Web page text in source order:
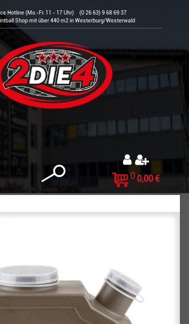
Hotline (Mo.-Fr. 11 - 17 Uhr) (0 26 63) 9 68 69 37
Shop mit über 440 m2 in Westerburg/Westerwald
0 0,00 €